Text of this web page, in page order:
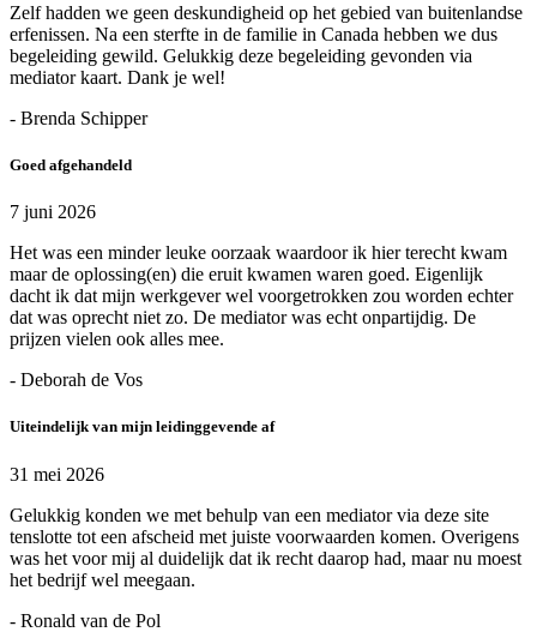
Zelf hadden we geen deskundigheid op het gebied van buitenlandse
erfenissen. Na een sterfte in de familie in Canada hebben we dus
begeleiding gewild. Gelukkig deze begeleiding gevonden via
mediator kaart. Dank je wel!
- Brenda Schipper
Goed afgehandeld
7 juni 2026
Het was een minder leuke oorzaak waardoor ik hier terecht kwam
maar de oplossing(en) die eruit kwamen waren goed. Eigenlijk
dacht ik dat mijn werkgever wel voorgetrokken zou worden echter
dat was oprecht niet zo. De mediator was echt onpartijdig. De
prijzen vielen ook alles mee.
- Deborah de Vos
Uiteindelijk van mijn leidinggevende af
31 mei 2026
Gelukkig konden we met behulp van een mediator via deze site
tenslotte tot een afscheid met juiste voorwaarden komen. Overigens
was het voor mij al duidelijk dat ik recht daarop had, maar nu moest
het bedrijf wel meegaan.
- Ronald van de Pol